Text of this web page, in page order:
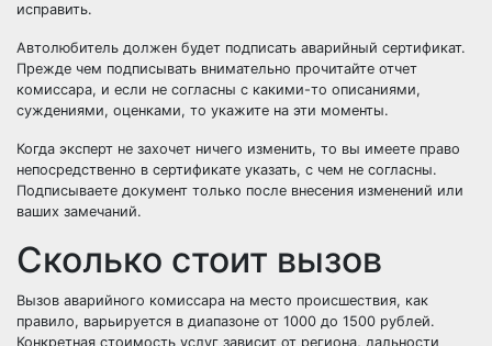
исправить.
Автолюбитель должен будет подписать аварийный сертификат.
Прежде чем подписывать внимательно прочитайте отчет
комиссара, и если не согласны с какими-то описаниями,
суждениями, оценками, то укажите на эти моменты.
Когда эксперт не захочет ничего изменить, то вы имеете право
непосредственно в сертификате указать, с чем не согласны.
Подписываете документ только после внесения изменений или
ваших замечаний.
Сколько стоит вызов
Вызов аварийного комиссара на место происшествия, как
правило, варьируется в диапазоне от 1000 до 1500 рублей.
Конкретная стоимость услуг зависит от региона, дальности